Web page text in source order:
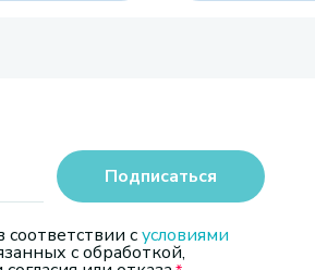
соответствии сусловиями
с обработкой,
Подписаться